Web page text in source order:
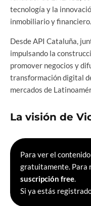
tecnología y la
inmobiliario y financiero.
Desde API Cataluña,
impulsando la
promover negocios y
transformación digital
mercados de
La visión de
Para ver el
gratuitamente. Para
suscripción free.
Si ya estás